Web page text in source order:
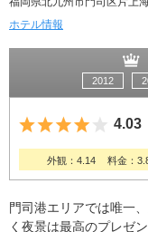
ホテル情報
2012
5つ星
4.03
外観：4.14 料金：
門司港エリアでは唯一
く夜景は最高のプ